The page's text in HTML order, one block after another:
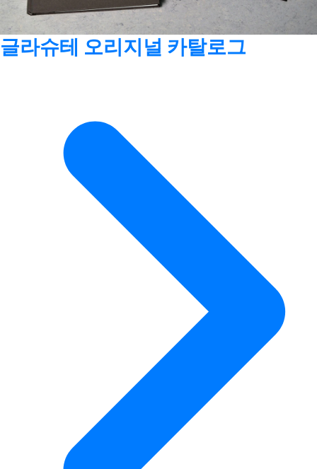
글라슈테 오리지널 카탈로그